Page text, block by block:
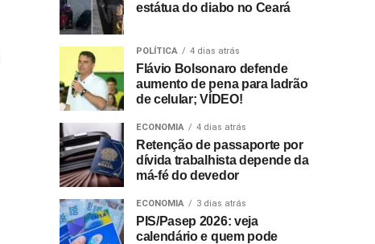
estátua do diabo no Ceará
POLÍTICA 4 dias atrás
Flávio Bolsonaro defende
aumento de pena para ladrão
de celular; VÍDEO!
ECONOMIA 4 dias atrás
Retenção de passaporte por
dívida trabalhista depende da
má-fé do devedor
ECONOMIA 3 dias atrás
PIS/Pasep 2026: veja
calendário e quem pode